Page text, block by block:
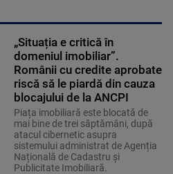
„Situația e critică în
domeniul imobiliar”.
Românii cu credite aprobate
riscă să le piardă din cauza
blocajului de la ANCPI
Piața imobiliară este blocată de
mai bine de trei săptămâni, după
atacul cibernetic asupra
sistemului administrat de Agenția
Națională de Cadastru și
Publicitate Imobiliară.